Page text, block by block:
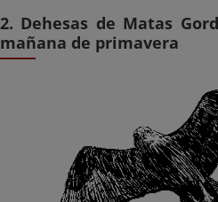
2. Dehesas de Matas
mañana de primavera